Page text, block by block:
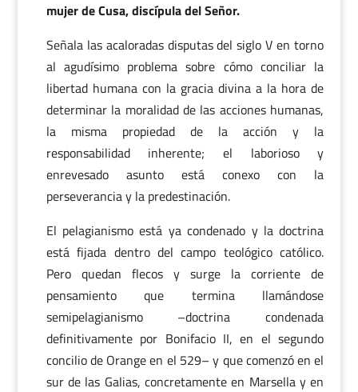
mujer de Cusa, discípula del Señor.
Señala las acaloradas disputas del siglo V en torno
al agudísimo problema sobre cómo conciliar la
libertad humana con la gracia divina a la hora de
determinar la moralidad de las acciones humanas,
la misma propiedad de la acción y la
responsabilidad inherente; el laborioso y
enrevesado asunto está conexo con la
perseverancia y la predestinación.
El pelagianismo está ya condenado y la doctrina
está fijada dentro del campo teológico católico.
Pero quedan flecos y surge la corriente de
pensamiento que termina llamándose
semipelagianismo –doctrina condenada
definitivamente por Bonifacio II, en el segundo
concilio de Orange en el 529– y que comenzó en el
sur de las Galias, concretamente en Marsella y en